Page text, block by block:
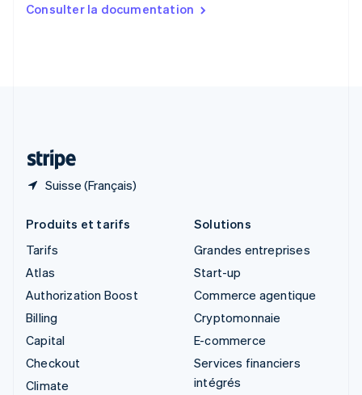
Consulter la documentation
Suisse (Français)
English
Produits et tarifs
Tarifs
Atlas
Authorization Boost
Billing
Capital
Checkout
Climate
Solutions
Grandes entreprises
Start-up
Commerce agentique
Cryptomonnaie
E-commerce
Services financiers
intégrés